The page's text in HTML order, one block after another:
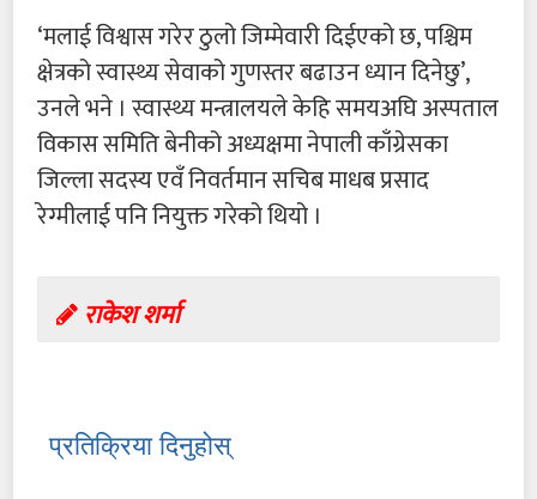
‘मलाई विश्वास गरेर ठुलो जिम्मेवारी दिईएको छ, पश्चिम
क्षेत्रको स्वास्थ्य सेवाको गुणस्तर बढाउन ध्यान दिनेछु’,
उनले भने । स्वास्थ्य मन्त्रालयले केहि समयअघि अस्पताल
विकास समिति बेनीको अध्यक्षमा नेपाली काँग्रेसका
जिल्ला सदस्य एवँ निवर्तमान सचिब माधब प्रसाद
रेग्मीलाई पनि नियुक्त गरेको थियो ।
राकेश शर्मा
प्रतिक्रिया दिनुहोस्